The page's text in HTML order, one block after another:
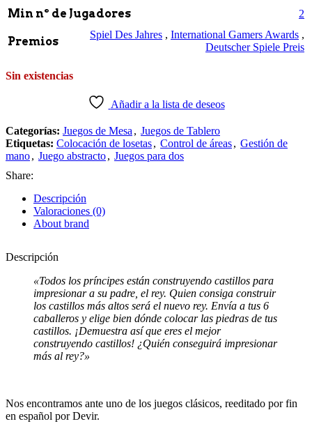
Min nº de Jugadores 2
Premios Spiel Des Jahres , International Gamers Awards ,
Deutscher Spiele Preis
Sin existencias
Añadir a la lista de deseos
Categorías: Juegos de Mesa , Juegos de Tablero
Etiquetas: Colocación de losetas, Control de áreas, Gestión de
mano, Juego abstracto, Juegos para dos
Share:
Descripción
Valoraciones (0)
About brand
Descripción
«Todos los príncipes están construyendo castillos para
impresionar a su padre, el rey. Quien consiga construir
los castillos más altos será el nuevo rey. Envía a tus 6
caballeros y elige bien dónde colocar las piedras de tus
castillos. ¡Demuestra así que eres el mejor
construyendo castillos! ¿Quién conseguirá impresionar
más al rey?»
Nos encontramos ante uno de los juegos clásicos, reeditado por fin
en español por Devir.